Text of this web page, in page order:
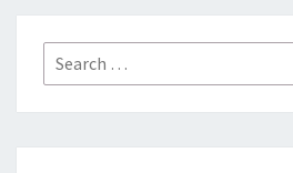
Search
for: